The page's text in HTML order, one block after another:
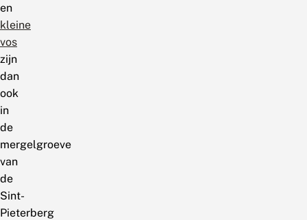
en
kleine
vos
zijn
dan
ook
in
de
mergelgroeve
van
de
Sint-
Pieterberg